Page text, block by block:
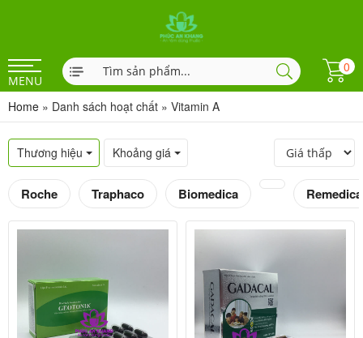
MENU
0
Home » Danh sách hoạt chất » Vitamin A
Thương hiệu Khoảng giá
Roche Traphaco Biomedica Remedica